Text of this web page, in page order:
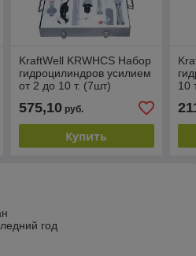
KraftWell KRWHCS Набор
гидроцилиндров усилием
от 2 до 10 т. (7шт)
575,10руб.
Купить
10
год